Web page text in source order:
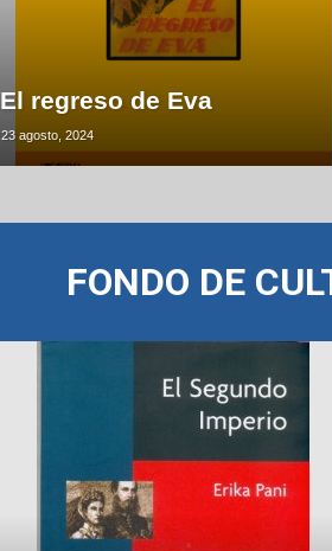
El regreso de Eva
23 agosto, 2024
FONDO DE